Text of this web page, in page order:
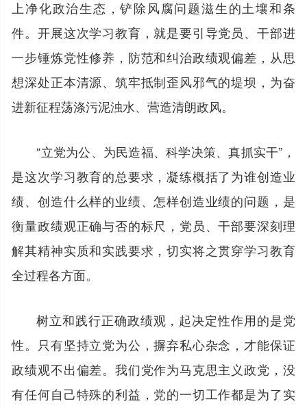
上净化政治生态，铲除风腐问题滋生的土壤和条
件。开展这次学习教育，就是要引导党员、干部进
一步锤炼党性修养，防范和纠治政绩观偏差，从思
想深处正本清源、筑牢抵制歪风邪气的堤坝，为奋
进新征程荡涤污泥浊水、营造清朗政风。
“立党为公、为民造福、科学决策、真抓实干”，
是这次学习教育的总要求，凝练概括了为谁创造业
绩、创造什么样的业绩、怎样创造业绩的问题，是
衡量政绩观正确与否的标尺，党员、干部要深刻理
解其精神实质和实践要求，切实将之贯穿学习教育
全过程各方面。
树立和践行正确政绩观，起决定性作用的是党
性。只有坚持立党为公，摒弃私心杂念，才能保证
政绩观不出偏差。我们党作为马克思主义政党，没
有任何自己特殊的利益，党的一切工作都是为了实